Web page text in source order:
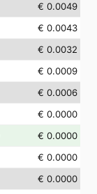
€ 0.0049
€ 0.0043
€ 0.0032
€ 0.0009
€ 0.0006
€ 0.0000
€ 0.0000
€ 0.0000
€ 0.0000